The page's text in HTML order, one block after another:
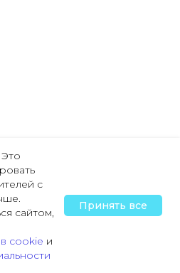
безопасность
с
сайтом,
cookie и
Принять все